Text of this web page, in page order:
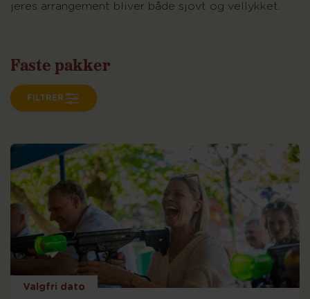
jeres arrangement bliver både sjovt og vellykket.
Fastepakker
FILTRER
Valgfri dato